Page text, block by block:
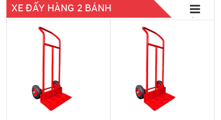
XE ĐẨY HÀNG 2 BÁNH
Tất cả